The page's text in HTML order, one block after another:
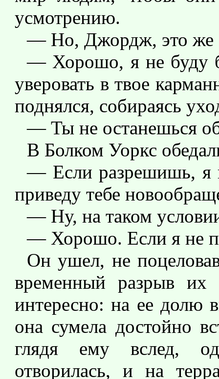
усмотрению.
— Но, Джордж, это же
— Хорошо, я не буду
уверовать в твое
поднялся, собираясь
— Ты не останешься
В Болком Уоркс
— Если разрешишь, я
приведу тебе
— Ну, на таком
— Хорошо. Если я не
Он ушел, не
временный разрыв
интересно: на ее долю
она сумела достойно
глядя ему вслед,
отворилась, и на